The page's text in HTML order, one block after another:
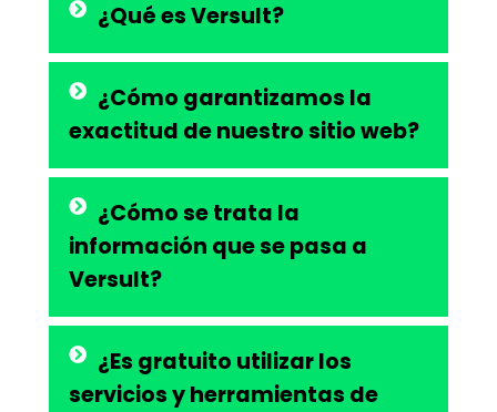
¿Qué es Versult?
¿Cómo garantizamos la
exactitud de nuestro sitio web?
¿Cómo se trata la
información que se pasa a
Versult?
¿Es gratuito utilizar los
servicios y herramientas de